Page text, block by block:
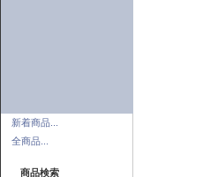
新着商品...
全商品...
商品検索